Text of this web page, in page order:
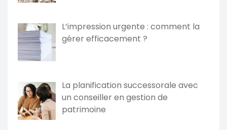
L’impression urgente : comment la
gérer efficacement ?
La planification successorale avec
un conseiller en gestion de
patrimoine